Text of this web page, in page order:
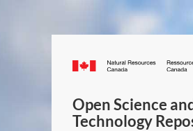
Canada.ca
Open Science
Technology